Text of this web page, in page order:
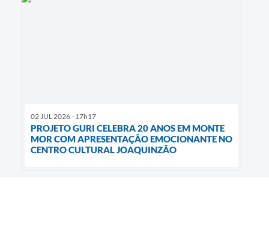
02 JUL 2026 - 17h17
PROJETO GURI CELEBRA 20 ANOS EM MONTE
MOR COM APRESENTAÇÃO EMOCIONANTE NO
CENTRO CULTURAL JOAQUINZÃO